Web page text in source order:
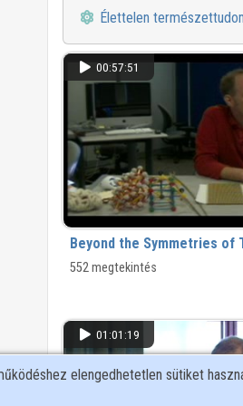
Élettelen
00:57:51
Beyond the Symmetries of
552 megtekintés
01:01:19
elengedhetetlen sütiket